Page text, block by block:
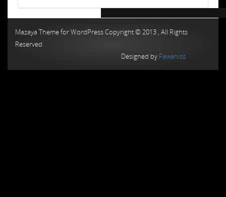
Mazaya Theme for WordPress Copyright © 2013 , All Rights
Reserved
Designed by Fawaniss